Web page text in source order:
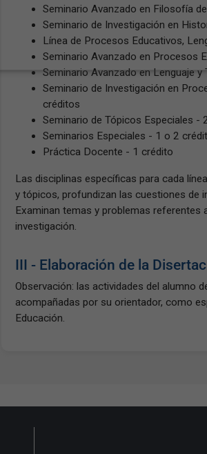
Seminario Avanzado en Filosofía
Seminario de Investigación en
Línea de Procesos Educativos,
Seminario Avanzado en Procesos
Seminario Avanzado en Lenguaje
Seminario de Investigación en
créditos
Seminario de Tópicos Especiales -
Seminarios Especiales - 1 o 2
Práctica Docente - 1 crédito
Las disciplinas específicas para cada
y tópicos, profundizan las cuestiones de
Examinan temas y problemas referentes
investigación.
III - Elaboración de la
Observación: las actividades del alumno
acompañadas por su orientador, como
Educación.